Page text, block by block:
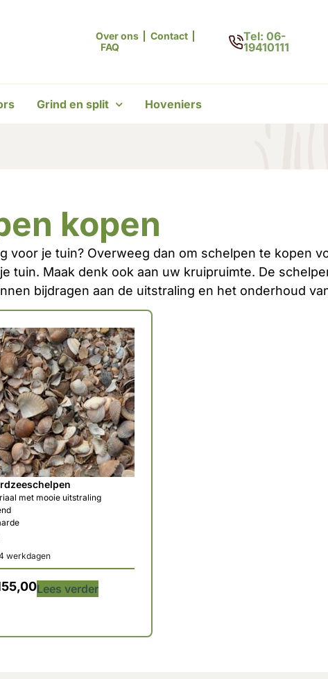
Over ons
Contact
FAQ
Tel: 06-
19410111
Grind en split Hoveniers
kopen
voor je tuin? Overweeg dan om schelpen te kopen
tuin. Maak denk ook aan uw kruipruimte. De
bijdragen aan de uitstraling en het onderhoud
met mooie uitstraling
werkdagen
Lees verder